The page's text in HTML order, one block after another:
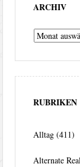
ARCHIV
Archiv
RUBRIKEN
Alltag (411)
Alternate